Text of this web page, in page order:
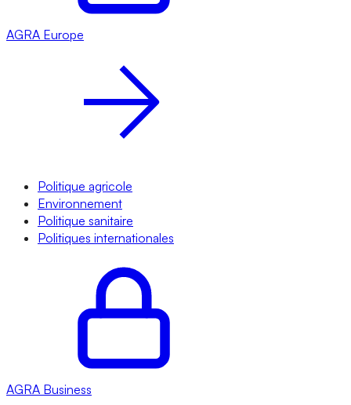
AGRA Europe
Politique agricole
Environnement
Politique sanitaire
Politiques internationales
AGRA Business